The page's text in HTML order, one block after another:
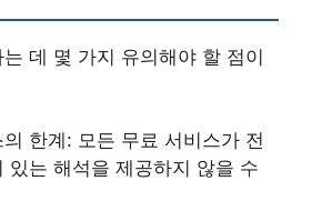
데 몇 가지 유의해야 할 점이
한계: 모든 무료 서비스가 전
있는 해석을 제공하지 않을 수